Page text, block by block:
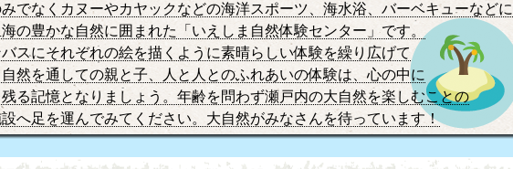
でなくカヌーやカヤックなどの海洋スポーツ、海水浴、バーベキューなどに
の豊かな自然に囲まれた「いえしま自然体験センター」です。
スにそれぞれの絵を描くように素晴らしい体験を繰り広げて
自然を通しての親と子、人と人とのふれあいの体験は、心の中に
る記憶となりましょう。年齢を問わず瀬戸内の大自然を楽しむことの
へ足を運んでみてください。大自然がみなさんを待っています！